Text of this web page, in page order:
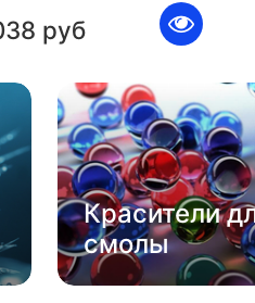
руб
Красители
смолы